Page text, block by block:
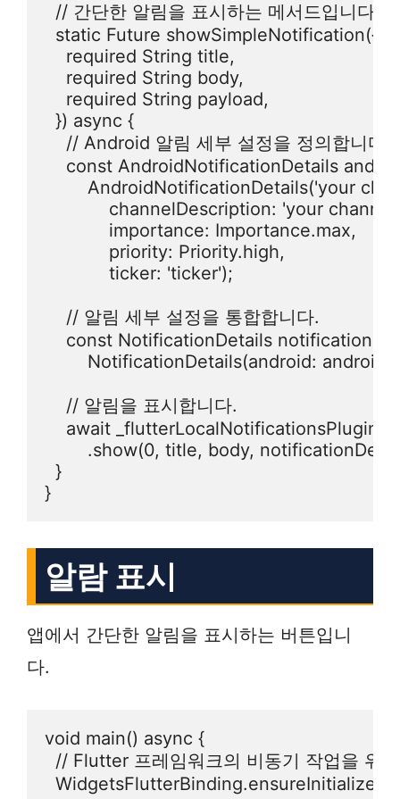
  // 간단한 알림을 표시하는 메서드입니다.
  static Future showSimpleNotification({
    required String title,
    required String body,
    required String payload,
  }) async {
    // Android 알림 세부 설정을 정의합니다.
const AndroidNotificationDetails
AndroidNotificationDetails('your
channelDescription: 'your channel
            importance: Importance.max,
            priority: Priority.high,
            ticker: 'ticker');
    // 알림 세부 설정을 통합합니다.
const NotificationDetails
NotificationDetails(android:
    // 알림을 표시합니다.
    await _flutterLocalNotificationsPlugin
.show(0, title, body,
  }
알람 표시
앱에서 간단한 알림을 표시하는 버튼입니
다.
void main() async {
// Flutter 프레임워크의 비동기 작업을